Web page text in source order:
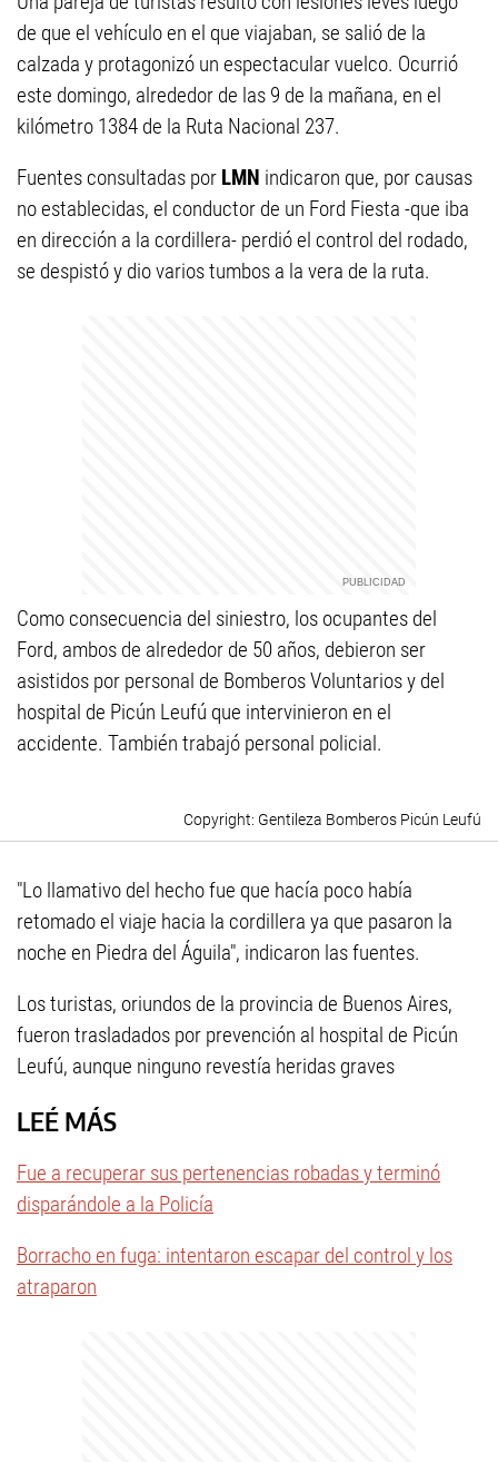
de que el vehículo en el que viajaban, se salió de la
calzada y protagonizó un espectacular vuelco. Ocurrió
este domingo, alrededor de las 9 de la mañana, en el
kilómetro 1384 de la Ruta Nacional 237.
Fuentes consultadas por LMN indicaron que, por causas
no establecidas, el conductor de un Ford Fiesta -que iba
en dirección a la cordillera- perdió el control del rodado,
se despistó y dio varios tumbos a la vera de la ruta.
Como consecuencia del siniestro, los ocupantes del
Ford, ambos de alrededor de 50 años, debieron ser
asistidos por personal de Bomberos Voluntarios y del
hospital de Picún Leufú que intervinieron en el
accidente. También trabajó personal policial.
Gentileza Bomberos Picún Leufú
"Lo llamativo del hecho fue que hacía poco había
retomado el viaje hacia la cordillera ya que pasaron la
noche en Piedra del Águila", indicaron las fuentes.
Los turistas, oriundos de la provincia de Buenos Aires,
fueron trasladados por prevención al hospital de Picún
Leufú, aunque ninguno revestía heridas graves
LEÉ MÁS
Fue a recuperar sus pertenencias robadas y terminó
disparándole a la Policía
Borracho en fuga: intentaron escapar del control y los
atraparon